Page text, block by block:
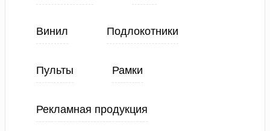
Винил Подлокотники
Пульты Рамки
Рекламная продукция